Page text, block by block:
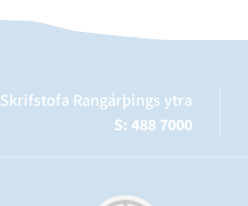
Skrifstofa Rangárþings ytra
S: 488 7000